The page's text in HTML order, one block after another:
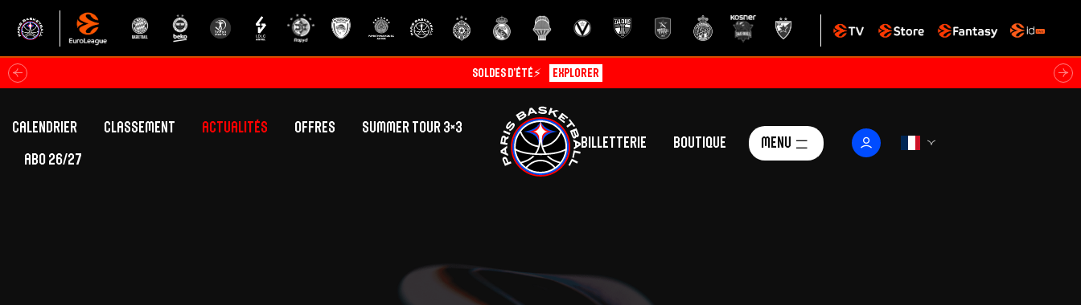
Soldes d’été⚡ Explorer
Calendrier
Classement
Classement Betclic Elite
Actualités
Offres
SUMMER TOUR 3×3
ABO 26/27
Billetterie Boutique Menu
Présentation
La vie au centre